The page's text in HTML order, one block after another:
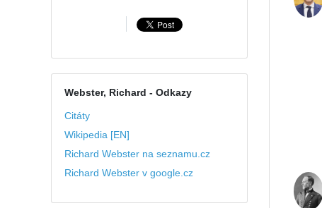
Webster, Richard - Odkazy
Citáty
Wikipedia [EN]
Richard Webster na seznamu.cz
Richard Webster v google.cz